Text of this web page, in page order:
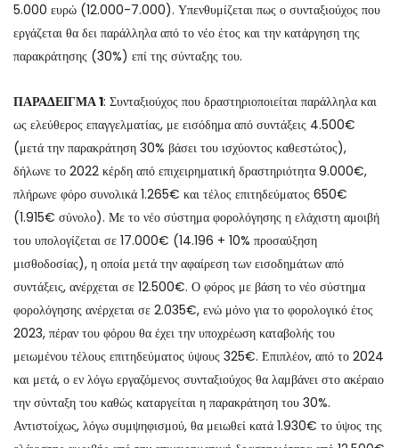
5.000 ευρώ (12.000-7.000). Υπενθυμίζεται πως ο συνταξιούχος που
εργάζεται θα δει παράλληλα από το νέο έτος και την κατάργηση της
παρακράτησης (30%) επί της σύνταξης του.
ΠΑΡΑΔΕΙΓΜΑ 1: Συνταξιούχος που δραστηριοποιείται παράλληλα και
ως ελεύθερος επαγγελματίας, με εισόδημα από συντάξεις 4.500€
(μετά την παρακράτηση 30% βάσει του ισχύοντος καθεστώτος),
δήλωνε το 2022 κέρδη από επιχειρηματική δραστηριότητα 9.000€,
πλήρωνε φόρο συνολικά 1.265€ και τέλος επιτηδεύματος 650€
(1.915€ σύνολο). Με το νέο σύστημα φορολόγησης η ελάχιστη αμοιβή
του υπολογίζεται σε 17.000€ (14.196 + 10% προσαύξηση
μισθοδοσίας), η οποία μετά την αφαίρεση των εισοδημάτων από
συντάξεις, ανέρχεται σε 12.500€. Ο φόρος με βάση το νέο σύστημα
φορολόγησης ανέρχεται σε 2.035€, ενώ μόνο για το φορολογικό έτος
2023, πέραν του φόρου θα έχει την υποχρέωση καταβολής του
μειωμένου τέλους επιτηδεύματος ύψους 325€. Επιπλέον, από το 2024
και μετά, ο εν λόγω εργαζόμενος συνταξιούχος θα λαμβάνει στο ακέραιο
την σύνταξη του καθώς καταργείται η παρακράτηση του 30%.
Αντιστοίχως, λόγω συμψηφισμού, θα μειωθεί κατά 1.930€ το ύψος της